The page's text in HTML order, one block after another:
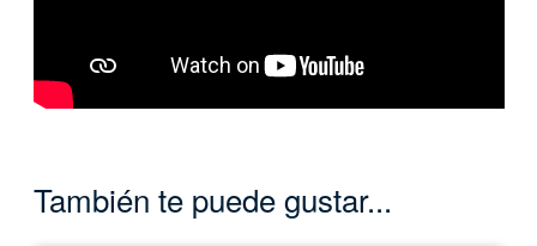
También te puede gustar...